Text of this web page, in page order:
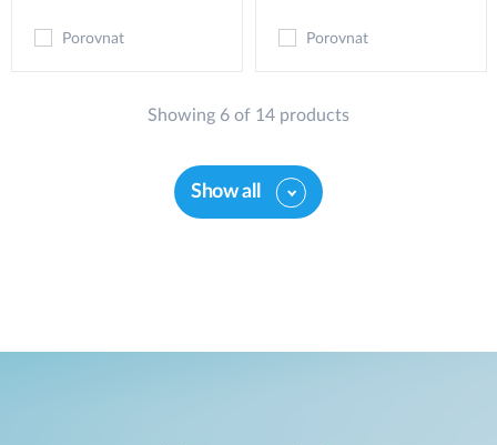
Porovnat Porovnat
Showing 6 of 14 products
Show all